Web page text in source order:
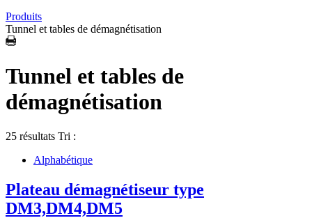
Produits
Tunnel et tables de démagnétisation
Tunnel et tables de
démagnétisation
25 résultats Tri :
Alphabétique
Plateau démagnétiseur type
DM3,DM4,DM5